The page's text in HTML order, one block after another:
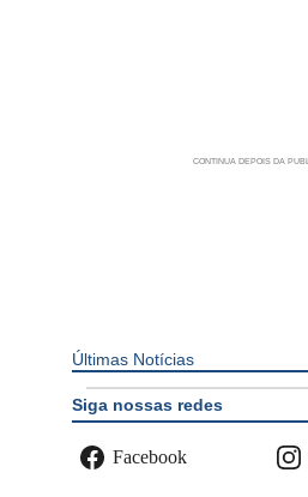
Últimas Notícias
Siga nossas redes
Facebook